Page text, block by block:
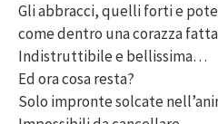
Gli abbracci, quelli forti e
come dentro una corazza
Indistruttibile e bellissima…
Ed ora cosa resta?
Solo impronte solcate